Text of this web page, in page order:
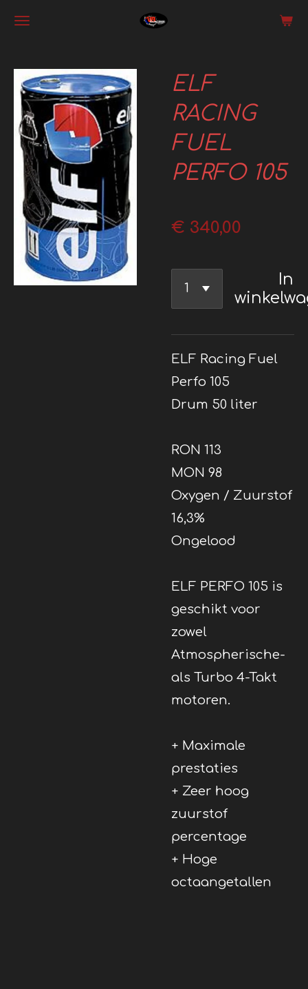
Ga
de
hoofdinhoud
ELF
RACING
FUEL
PERFO 105
€ 340,00
In
ELF Racing Fuel
Perfo 105
Drum 50 liter
RON 113
MON 98
Oxygen / Zuurstof
16,3%
Ongelood
ELF PERFO 105 is
geschikt voor
zowel
Atmospherische-
als Turbo 4-Takt
motoren.
+ Maximale
prestaties
+ Zeer hoog
zuurstof
percentage
+ Hoge
octaangetallen